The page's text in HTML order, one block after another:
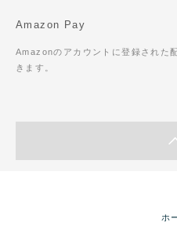
Amazon Pay
Amazonのアカウントに登録された
きます。
ホ